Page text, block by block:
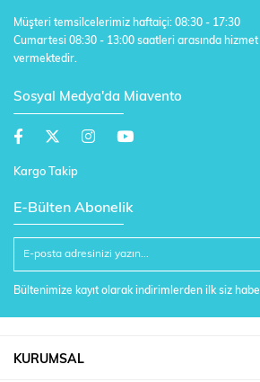
Müşteri temsilcelerimiz haftaiçi: 08:30 - 17:30
Cumartesi 08:30 - 13:00 saatleri arasında hizmet
vermektedir.
Sosyal Medya'da Miavento
Kargo Takip
E-Bülten Abonelik
Bültenimize kayıt olarak indirimlerden ilk siz
KURUMSAL